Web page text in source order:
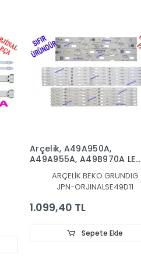
Arçelik, A49A950A,
A49A955A, A49B970A LED
BAR, Beko, B49B970A,
B49A955A, B49A950A, LED
BAR, Grundig,
49GEU8955B,
49GEU8950B,
49GFU8960B,
ARÇELİK BEKO GRUNDIG
JPN-ORJINALSE49D11
1.099,40 TL
Sepete Ekle